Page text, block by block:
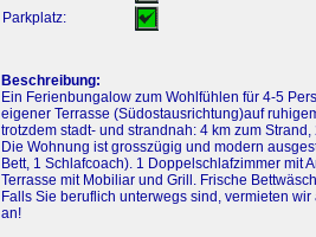
Parkplatz:
Beschreibung:
Ein Ferienbungalow zum Wohlfühlen für 4-5
eigener Terrasse (Südostausrichtung)auf
trotzdem stadt- und strandnah: 4 km zum
Die Wohnung ist grosszügig und modern
Bett, 1 Schlafcoach). 1 Doppelschlafzimmer mit
Terrasse mit Mobiliar und Grill. Frische
Falls Sie beruflich unterwegs sind, vermieten
an!